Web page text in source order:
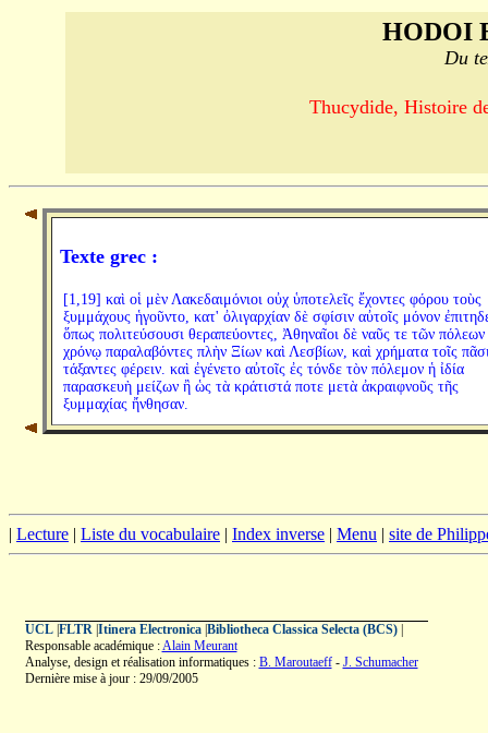
HODOI
Du
Thucydide, Histoire
Texte grec :
[1,19] καὶ οἱ μὲν Λακεδαιμόνιοι οὐχ ὑποτελεῖς ἔχοντες φόρου τοὺς
ξυμμάχους ἡγοῦντο, κατ' ὀλιγαρχίαν δὲ σφίσιν αὐτοῖς μόνον
ὅπως πολιτεύσουσι θεραπεύοντες, Ἀθηναῖοι δὲ ναῦς τε τῶν
χρόνῳ παραλαβόντες πλὴν Ξίων καὶ Λεσβίων, καὶ χρήματα τοῖς
τάξαντες φέρειν. καὶ ἐγένετο αὐτοῖς ἐς τόνδε τὸν πόλεμον ἡ ἰδία
παρασκευὴ μείζων ἢ ὡς τὰ κράτιστά ποτε μετὰ ἀκραιφνοῦς τῆς
ξυμμαχίας ἤνθησαν.
| Lecture | Liste du vocabulaire | Index inverse | Menu | site de
UCL| FLTR| Itinera Electronica| Bibliotheca Classica Selecta (BCS)|
Responsable académique :Alain Meurant
Analyse, design et réalisation informatiques : B. Maroutaeff- J. Schumacher
Dernière mise à jour : 29/09/2005